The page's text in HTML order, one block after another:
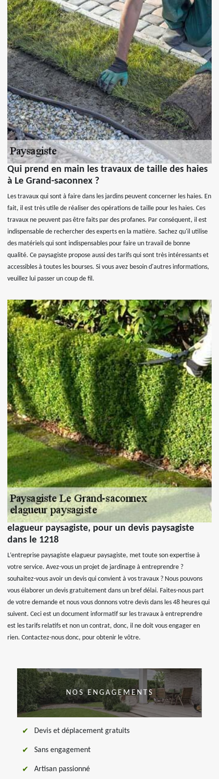
Qui prend en main les travaux de taille des haies
à Le Grand-saconnex ?
Les travaux qui sont à faire dans les jardins peuvent concerner les haies. En
fait, il est très utile de réaliser des opérations de taille pour les haies. Ces
travaux ne peuvent pas être faits par des profanes. Par conséquent, il est
indispensable de rechercher des experts en la matière. Sachez qu'il utilise
des matériels qui sont indispensables pour faire un travail de bonne
qualité. Ce paysagiste propose aussi des tarifs qui sont très intéressants et
accessibles à toutes les bourses. Si vous avez besoin d'autres informations,
veuillez lui passer un coup de fil.
elagueur paysagiste, pour un devis paysagiste
dans le 1218
L’entreprise paysagiste elagueur paysagiste, met toute son expertise à
votre service. Avez-vous un projet de jardinage à entreprendre ?
souhaitez-vous avoir un devis qui convient à vos travaux ? Nous pouvons
vous élaborer un devis gratuitement dans un bref délai. Faites-nous part
de votre demande et nous vous donnons votre devis dans les 48 heures qui
suivent. Ceci est un document informatif sur les travaux à entreprendre
est les tarifs relatifs et non un contrat, donc, il ne doit vous engager en
rien. Contactez-nous donc, pour obtenir le vôtre.
NOS ENGAGEMENTS
Devis et déplacement gratuits
Sans engagement
Artisan passionné